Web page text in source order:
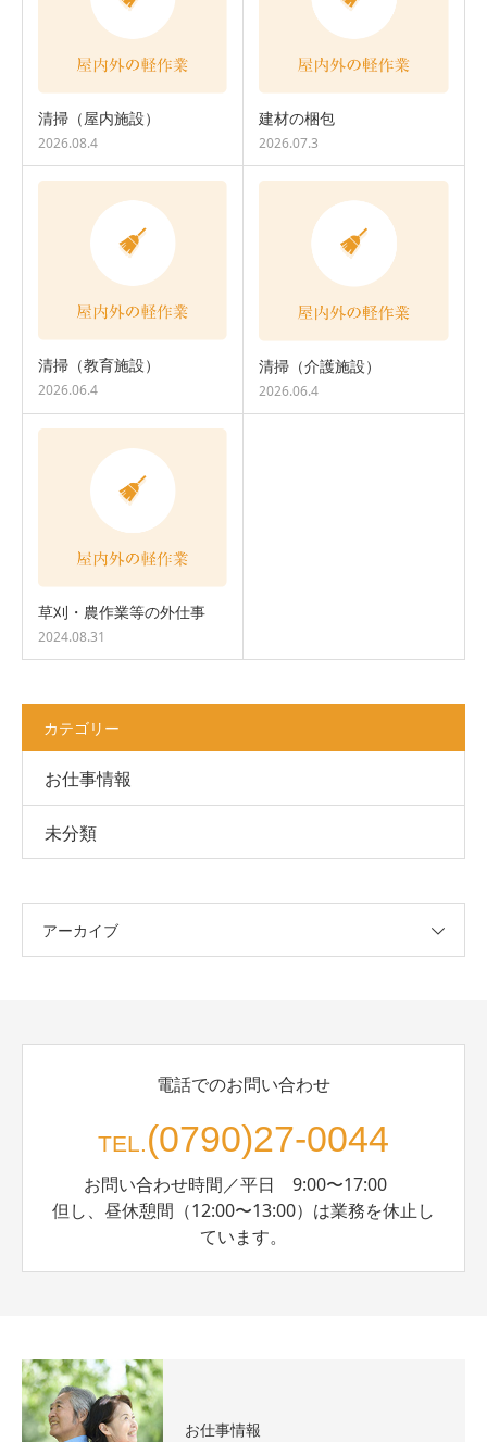
清掃（屋内施設）
2026.08.4
建材の梱包
2026.07.3
清掃（教育施設）
2026.06.4
清掃（介護施設）
2026.06.4
草刈・農作業等の外仕事
2024.08.31
カテゴリー
お仕事情報
未分類
アーカイブ
電話でのお問い合わせ
TEL.(0790)27-0044
お問い合わせ時間／平日 9:00〜17:00
但し、昼休憩間（12:00〜13:00）は業務を休止し
ています。
お仕事情報